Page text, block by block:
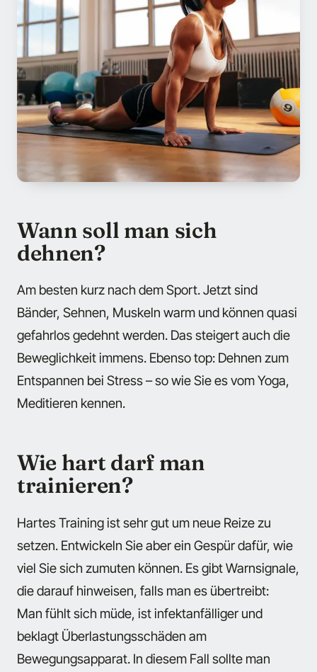
Wann soll man sich
dehnen?
Am besten kurz nach dem Sport. Jetzt sind
Bänder, Sehnen, Muskeln warm und können quasi
gefahrlos gedehnt werden. Das steigert auch die
Beweglichkeit immens. Ebenso top: Dehnen zum
Entspannen bei Stress – so wie Sie es vom Yoga,
Meditieren kennen.
Wie hart darf man
trainieren?
Hartes Training ist sehr gut um neue Reize zu
setzen. Entwickeln Sie aber ein Gespür dafür, wie
viel Sie sich zumuten können. Es gibt Warnsignale,
die darauf hinweisen, falls man es übertreibt:
Man fühlt sich müde, ist infektanfälliger und
beklagt Überlastungsschäden am
Bewegungsapparat. In diesem Fall sollte man